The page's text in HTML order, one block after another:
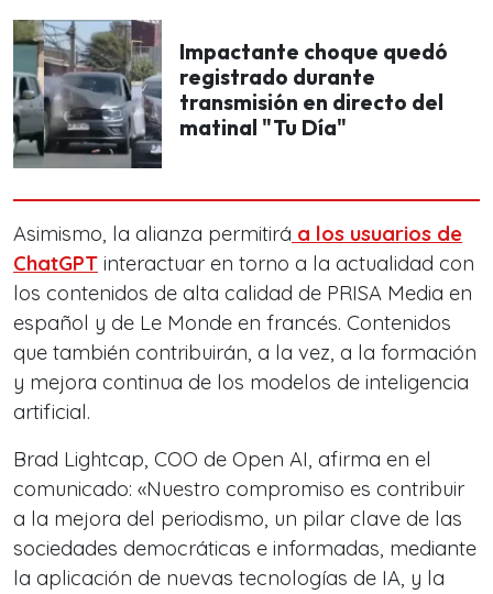
Impactante choque quedó
registrado durante
transmisión en directo del
matinal "Tu Día"
Asimismo, la alianza permitirá a los usuarios de
ChatGPT interactuar en torno a la actualidad con
los contenidos de alta calidad de PRISA Media en
español y de Le Monde en francés. Contenidos
que también contribuirán, a la vez, a la formación
y mejora continua de los modelos de inteligencia
artificial.
Brad Lightcap, COO de Open AI, afirma en el
comunicado: «Nuestro compromiso es contribuir
a la mejora del periodismo, un pilar clave de las
sociedades democráticas e informadas, mediante
la aplicación de nuevas tecnologías de IA, y la